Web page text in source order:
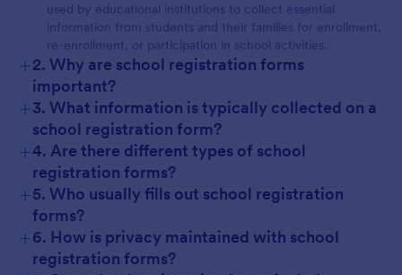
used by educational institutions to collect essential
information from students and their families for enrollment,
re-enrollment, or participation in school activities.
+2. Why are school registration forms
important?
+3. What information is typically collected on a
school registration form?
+4. Are there different types of school
registration forms?
+5. Who usually fills out school registration
forms?
+6. How is privacy maintained with school
registration forms?